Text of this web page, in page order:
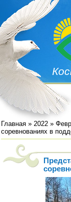
Главная » 2022 »
соревнованиях в